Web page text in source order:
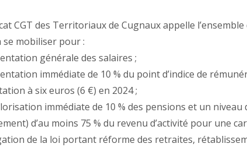
CGT des Territoriaux de Cugnaux appelle
se mobiliser pour :
générale des salaires ;
immédiate de 10 % du point d’indice de
à six euros (6 €) en 2024 ;
immédiate de 10 % des pensions et un niveau
d’au moins 75 % du revenu d’activité pour une
de la loi portant réforme des retraites,